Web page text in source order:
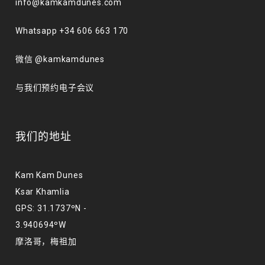
info@kamkamdunes.com
Whatsapp +34 606 663 170
微信 @kamkamdunes
与我们预约电子会议
我们的地址
Kam Kam Dunes
Ksar Khamlia
GPS: 31.1737ºN -
3.940694ºW
摩洛哥，梅祖加